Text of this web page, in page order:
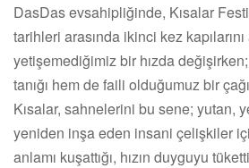
DasDas evsahipliğinde, Kısalar
tarihleri arasında ikinci kez
yetişemediğimiz bir hızda
tanığı hem de faili olduğumuz bir
Kısalar, sahnelerini bu sene; yutan,
yeniden inşa eden insani çelişkiler
anlamı kuşattığı, hızın duyguyu